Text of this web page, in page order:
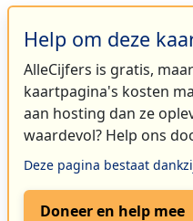
Help om deze
AlleCijfers is gratis,
kaartpagina's kosten
aan hosting dan ze
waardevol? Help ons
Deze pagina bestaat
Doneer en help mee